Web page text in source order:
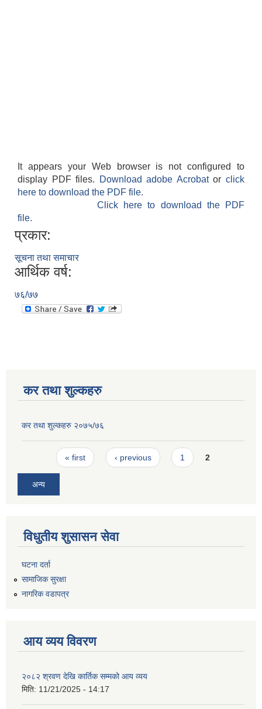
It appears your Web browser is not configured to
display PDF files.
Download adobe Acrobatorclick
here to download the PDF file.
Click here to download the PDF
file.
प्रकार:
सूचना तथा समाचार
आर्थिक वर्ष:
७६/७७
कर तथा शुल्कहरु
कर तथा शुल्कहरु २०७५/७६
Pages« first ‹ previous 1 2
अन्य
विधुतीय शुसासन सेवा
घटना दर्ता
सामाजिक सुरक्षा
नागरिक वडापत्र
आय व्यय विवरण
२०८२ श्रवण देखि कार्तिक सम्मको आय व्यय
मिति: 11/21/2025 - 14:17